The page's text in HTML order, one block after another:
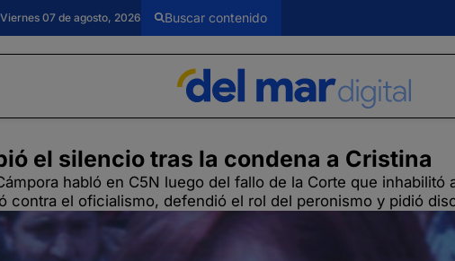
07 de agosto, 2026
el silencio tras la condena a Cristina
habló en C5N luego del fallo de la Corte que inhabilitó
contra el oficialismo, defendió el rol del peronismo y pidió